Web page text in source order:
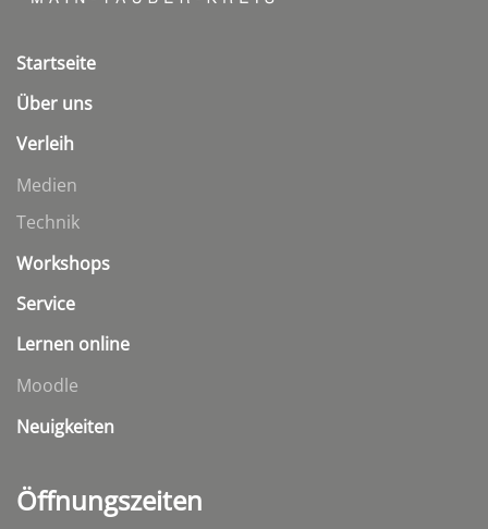
Startseite
Über uns
Verleih
Medien
Technik
Workshops
Service
Lernen online
Moodle
Neuigkeiten
Öffnungszeiten